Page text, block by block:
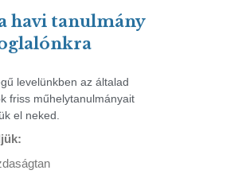
havi tanulmány
levelünkben az általad
friss műhelytanulmányait
el neked.